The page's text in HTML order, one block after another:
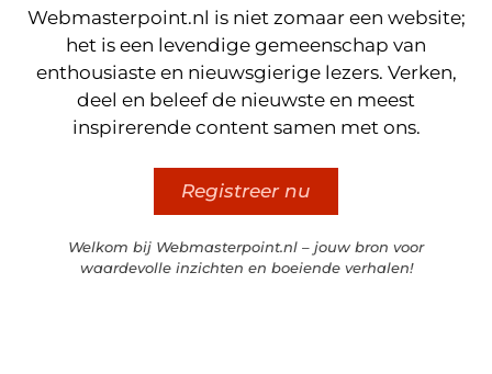
Webmasterpoint.nl is niet zomaar een website;
het is een levendige gemeenschap van
enthousiaste en nieuwsgierige lezers. Verken,
deel en beleef de nieuwste en meest
inspirerende content samen met ons.
Registreer nu
Welkom bij Webmasterpoint.nl – jouw bron voor
waardevolle inzichten en boeiende verhalen!